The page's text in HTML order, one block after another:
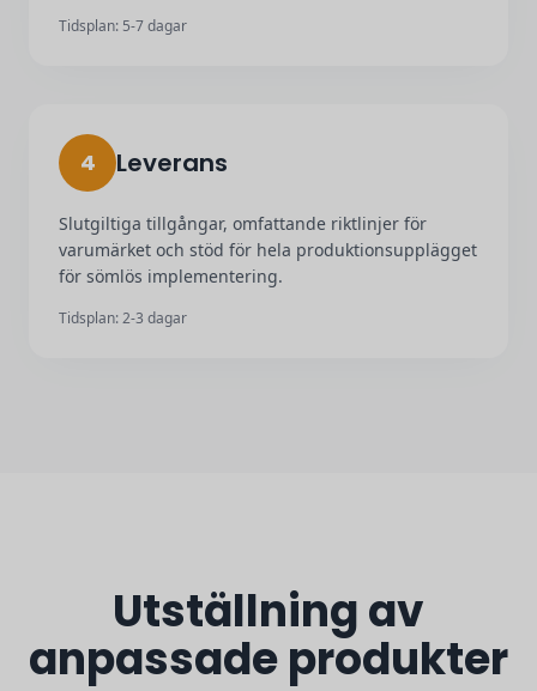
Tidsplan: 5-7 dagar
4 Leverans
Slutgiltiga tillgångar, omfattande riktlinjer för
varumärket och stöd för hela produktionsupplägget
för sömlös implementering.
Tidsplan: 2-3 dagar
Utställning av
anpassade produkter